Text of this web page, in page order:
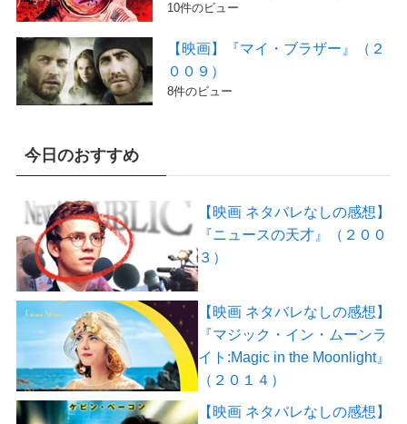
10件のビュー
【映画】『マイ・ブラザー』（２
００９）
8件のビュー
今日のおすすめ
【映画 ネタバレなしの感想】
『ニュースの天才』（２００
３）
【映画 ネタバレなしの感想】
『マジック・イン・ムーンラ
イト:Magic in the Moonlight』
（２０１４）
【映画 ネタバレなしの感想】